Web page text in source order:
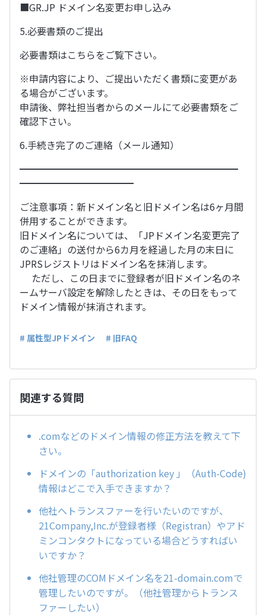
■GR.JP ドメイン名変更お申し込み
5.必要書類のご提出
必要書類はこちらをご覧下さい。
※申請内容により、ご提出いただく書類に変更があ
る場合がございます。
申請後、弊社担当者からのメールにて必要書類をご
確認下さい。
6.手続き完了のご連絡（メール通知）
━━━━━━━━━━━━━━━━━━━━━━━
━━━━━━━━━━━━
ご注意事項：新ドメイン名と旧ドメイン名は6ヶ月間
併用することができます。
旧ドメイン名については、「JPドメイン名変更完了
のご連絡」の送付から6カ月を経過した月の末日に
JPRSレジストリはドメイン名を抹消します。
ただし、この日までに登録者が旧ドメイン名のネ
ームサーバ設定を解除したときは、その日をもって
ドメイン情報が抹消されます。
# 属性型JPドメイン # 旧FAQ
関連する質問
.comなどのドメイン情報の修正方法を教えて下
さい。
ドメインの「authorization key 」（Auth-Code)
情報はどこで入手できますか？
他社へトランスファーを行いたいのですが、
21Company,Inc.が登録者様（Registran）やアド
ミンコンタクトになっている場合どうすればい
いですか？
他社管理のCOMドメイン名を21-domain.comで
管理したいのですが。（他社管理からトランス
ファーしたい）